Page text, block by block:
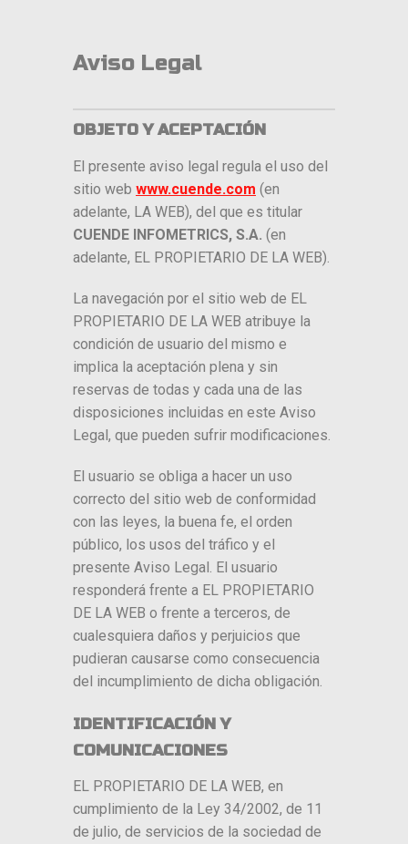
contenidoAviso Legal
OBJETO Y ACEPTACIÓN
El presente aviso legal regula el uso del
sitio web www.cuende.com (en
adelante, LA WEB), del que es titular
CUENDE INFOMETRICS, S.A. (en
adelante, EL PROPIETARIO DE LA WEB).
La navegación por el sitio web de EL
PROPIETARIO DE LA WEB atribuye la
condición de usuario del mismo e
implica la aceptación plena y sin
reservas de todas y cada una de las
disposiciones incluidas en este Aviso
Legal, que pueden sufrir modificaciones.
El usuario se obliga a hacer un uso
correcto del sitio web de conformidad
con las leyes, la buena fe, el orden
público, los usos del tráfico y el
presente Aviso Legal. El usuario
responderá frente a EL PROPIETARIO
DE LA WEB o frente a terceros, de
cualesquiera daños y perjuicios que
pudieran causarse como consecuencia
del incumplimiento de dicha obligación.
IDENTIFICACIÓN Y
COMUNICACIONES
EL PROPIETARIO DE LA WEB, en
cumplimiento de la Ley 34/2002, de 11
de julio, de servicios de la sociedad de